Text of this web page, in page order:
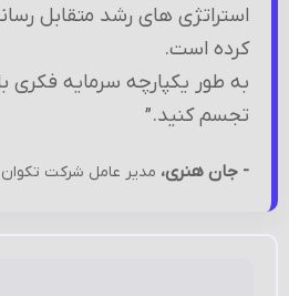
استراتژی های رشد متقابل
کرده است.
به طور یکپارچه سرمایه فکری
تجسم کنید.”
- جان هنری، مدیر عامل شرکت تکوان